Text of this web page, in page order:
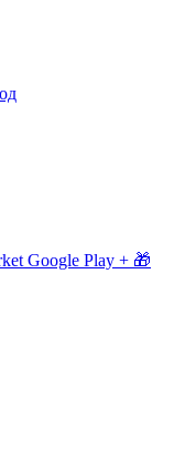
Google Play + 🎁